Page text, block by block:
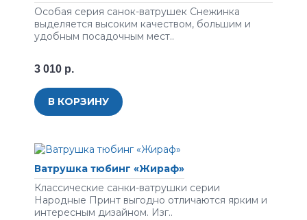
Особая серия санок-ватрушек Снежинка
выделяется высоким качеством, большим и
удобным посадочным мест..
3 010 р.
В КОРЗИНУ
Ватрушка тюбинг «Жираф»
Классические санки-ватрушки серии
Народные Принт выгодно отличаются ярким и
интересным дизайном. Изг..